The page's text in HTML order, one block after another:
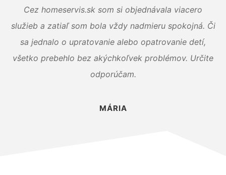
Cez homeservis.sk som si objednávala viacero
služieb a zatiaľ som bola vždy nadmieru spokojná. Či
sa jednalo o upratovanie alebo opatrovanie detí,
všetko prebehlo bez akýchkoľvek problémov. Určite
odporúčam.
MÁRIA